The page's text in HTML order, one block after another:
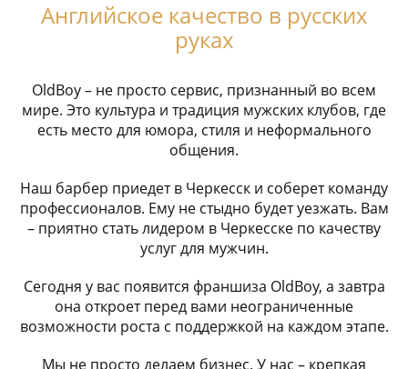
Английское качество в русских
руках
OldBoy – не просто сервис, признанный во всем
мире. Это культура и традиция мужских клубов, где
есть место для юмора, стиля и неформального
общения.
Наш барбер приедет в Черкесск и соберет команду
профессионалов. Ему не стыдно будет уезжать. Вам
– приятно стать лидером в Черкесске по качеству
услуг для мужчин.
Сегодня у вас появится франшиза OldBoy, а завтра
она откроет перед вами неограниченные
возможности роста с поддержкой на каждом этапе.
Мы не просто делаем бизнес. У нас – крепкая